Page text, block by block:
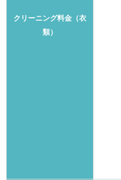
クリーニング料金（衣
類）